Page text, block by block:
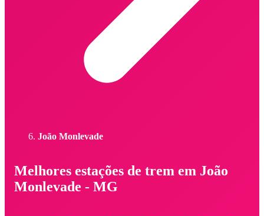
João Monlevade
Melhores estações de trem em João
Monlevade - MG